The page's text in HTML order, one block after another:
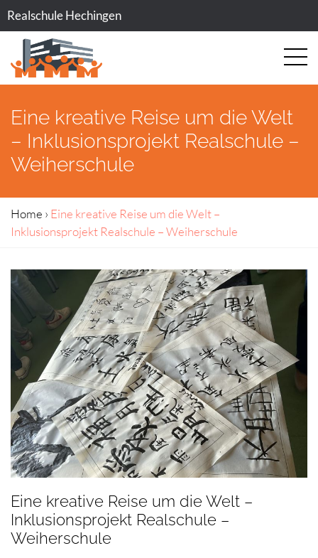
Realschule Hechingen
Eine kreative Reise um die Welt
– Inklusionsprojekt Realschule –
Weiherschule
Home › Eine kreative Reise um die Welt –
Inklusionsprojekt Realschule – Weiherschule
Eine kreative Reise um die Welt –
Inklusionsprojekt Realschule –
Weiherschule